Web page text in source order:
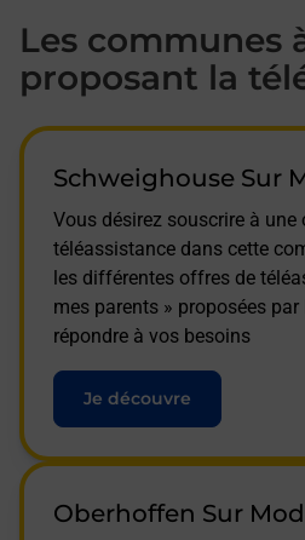
Les communes
proposant la
Schweighouse Sur
Vous désirez souscrire à une
téléassistance dans cette
les différentes offres de
mes parents » proposées
répondre à vos besoins
Je découvre
Oberhoffen Sur